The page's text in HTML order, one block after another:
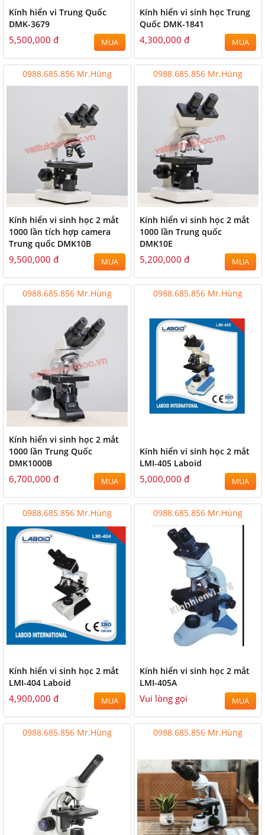
Kính hiển vi Trung Quốc
DMK-3679
5,500,000 đ MUA
Kính hiển vi sinh học Trung
Quốc DMK-1841
4,300,000 đ MUA
0988.685.856 Mr.Hùng
Kính hiển vi sinh học 2 mắt
1000 lần tích hợp camera
Trung quốc DMK10B
9,500,000 đ MUA
0988.685.856 Mr.Hùng
Kính hiển vi sinh học 2 mắt
1000 lần Trung quốc
DMK10E
5,200,000 đ MUA
0988.685.856 Mr.Hùng
Kính hiển vi sinh học 2 mắt
1000 lần Trung Quốc
DMK1000B
6,700,000 đ MUA
0988.685.856 Mr.Hùng
Kính hiển vi sinh học 2 mắt
LMI-405 Laboid
5,000,000 đ MUA
0988.685.856 Mr.Hùng
Kính hiển vi sinh học 2 mắt
LMI-404 Laboid
4,900,000 đ MUA
0988.685.856 Mr.Hùng
Kính hiển vi sinh học 2 mắt
LMI-405A
Vui lòng gọi MUA
0988.685.856 Mr.Hùng 0988.685.856 Mr.Hùng